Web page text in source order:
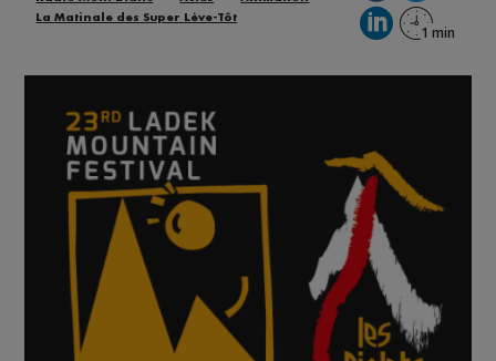
La Matinale des Super Lève-Tôt